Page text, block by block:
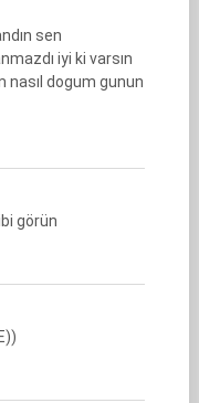
sen
iyi ki varsın
dogum gunun
görün